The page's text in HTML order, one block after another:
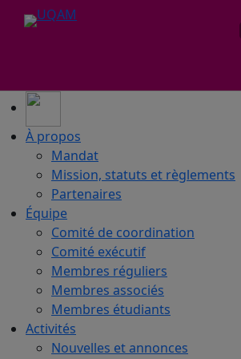
À propos
Mandat
Mission, statuts et règlements
Partenaires
Équipe
Comité de coordination
Comité exécutif
Membres réguliers
Membres associés
Membres étudiants
Activités
Nouvelles et annonces